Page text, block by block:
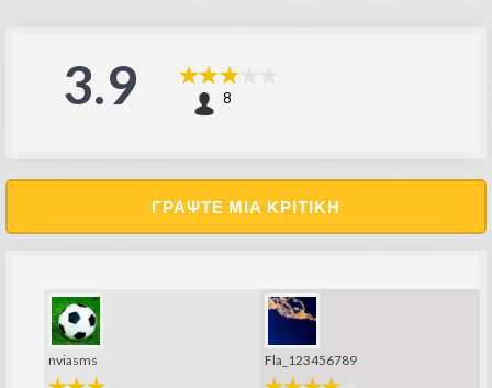
3.9 8
ΓΡΆΨΤΕ ΜΙΑ ΚΡΙΤΙΚΉ
nviasms Fla_123456789